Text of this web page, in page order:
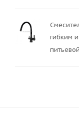
гибким